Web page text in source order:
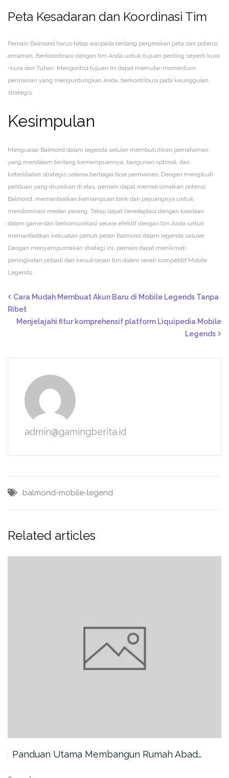
Peta Kesadaran dan Koordinasi Tim
Pemain Balmond harus tetap waspada tentang pergerakan peta dan potensi
ancaman. Berkoordinasi dengan tim Anda untuk tujuan penting seperti kura
-kura dan Tuhan. Mengontrol tujuan ini dapat memutar momentum
permainan yang menguntungkan Anda, berkontribusi pada keunggulan
strategis.
Kesimpulan
Menguasai Balmond dalam legenda seluler membutuhkan pemahaman
yang mendalam tentang kemampuannya, bangunan optimal, dan
keterlibatan strategis selama berbagai fase permainan. Dengan mengikuti
panduan yang diuraikan di atas, pemain dapat memaksimalkan potensi
Balmond, memanfaatkan kemampuan tank dan pejuangnya untuk
mendominasi medan perang. Tetap dapat beradaptasi dengan keadaan
dalam game dan berkomunikasi secara efektif dengan tim Anda untuk
memanfaatkan kekuatan penuh peran Balmond dalam legenda seluler.
Dengan menyempurnakan strategi ini, pemain dapat menikmati
peningkatan pribadi dan kesuksesan tim dalam ranah kompetitif Mobile
Legends.
Cara Mudah Membuat Akun Baru di Mobile Legends Tanpa
Ribet
Menjelajahi fitur komprehensif platform Liquipedia Mobile
Legends
admin@gamingberita.id
balmond-mobile-legend
Related articles
Panduan Utama Membangun Rumah Abad…